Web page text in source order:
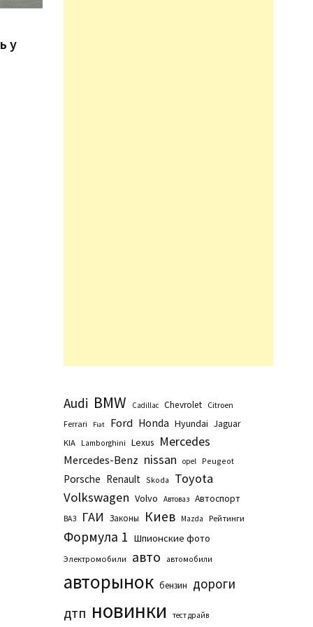
у
Audi BMW Cadillac Chevrolet Citroen
Ferrari
Fiat Ford Honda Hyundai Jaguar
KIA Lamborghini Lexus Mercedes
Mercedes-Benz nissan opel Peugeot
Porsche Renault Skoda
Toyota
Volkswagen Volvo Автоваз Автоспорт
ВАЗ ГАИ Законы Киев Маzda Рейтинги
Формула 1 Шпионские фото
Электромобили авто автомобили
авторынок бензин дороги
дтп новинки тест драйв